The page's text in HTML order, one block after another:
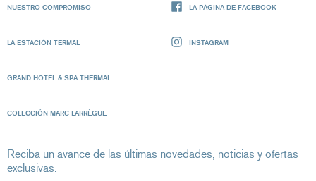
NUESTRO COMPROMISO
LA ESTACIÓN TERMAL
GRAND HOTEL & SPA THERMAL
COLECCIÓN MARC LARRÈGUE
LA PÁGINA DE FACEBOOK
INSTAGRAM
Reciba un avance de las últimas novedades, noticias y ofertas
exclusivas.